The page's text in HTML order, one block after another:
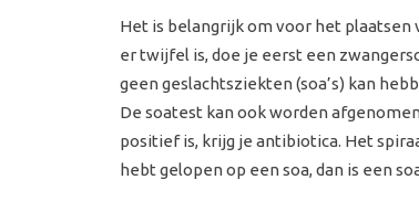
Het is belangrijk om voor het
er twijfel is, doe je eerst een
geen geslachtsziekten (soa’s) kan
De soatest kan ook worden
positief is, krijg je antibiotica. Het
hebt gelopen op een soa, dan is een